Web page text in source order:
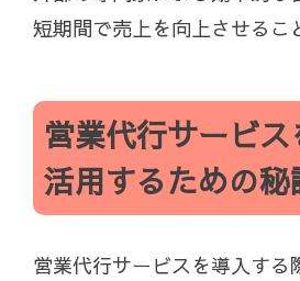
短期間で売上を向上させるこ
営業代行サービ
活用するための秘
営業代行サービスを導入する